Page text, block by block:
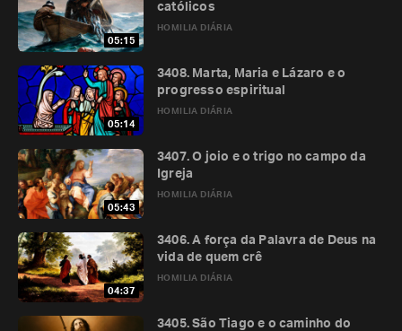
05:15
HOMILIA DIÁRIA
católicos
05:14
HOMILIA DIÁRIA
3408. Marta, Maria e Lázaro e o
progresso espiritual
05:43
HOMILIA DIÁRIA
3407. O joio e o trigo no campo da
Igreja
04:37
HOMILIA DIÁRIA
3406. A força da Palavra de Deus na
vida de quem crê
3405. São Tiago e o caminho do